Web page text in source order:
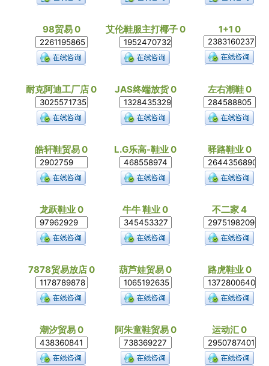
98贸易 0 艾伦鞋服主打椰子 0 1+1 0
耐克阿迪工厂店 0 JAS终端放货 0 左右潮鞋 0
皓轩鞋贸易 0 L.G乐高-鞋业 0 驿路鞋业 0
龙跃鞋业 0 牛牛 鞋业 0 不二家 4
7878贸易放店 0 葫芦娃贸易 0 路虎鞋业 0
潮汐贸易 0 阿朱童鞋贸易 0 运动汇 0